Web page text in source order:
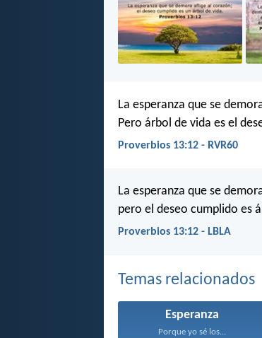
La esperanza que se
Pero árbol de vida es el
Proverbios 13:12 - RVR60
La esperanza que se
pero el deseo cumplido es
Proverbios 13:12 - LBLA
Temas relacionados
Esperanza
Porque yo sé los...